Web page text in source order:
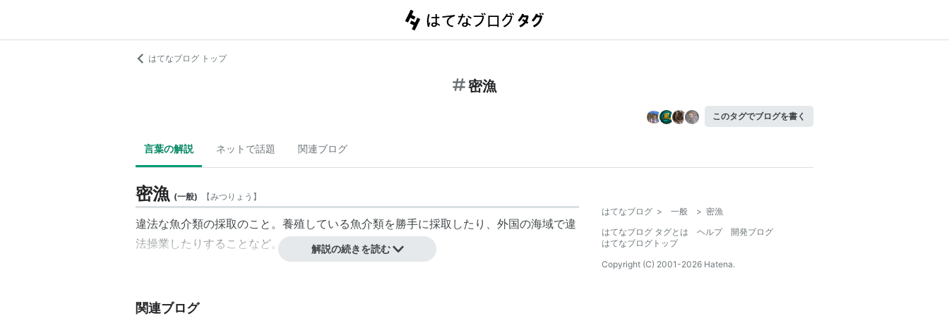
はてなブログ トップ
密漁
このタグでブログを書く
言葉の解説 ネットで話題 関連ブログ
密漁 (一般) 【みつりょう 】
違法な魚介類の採取のこと。養殖している魚介類を勝手に採取したり、外国の海域で違
法操業したりすることなど。
解説の続きを読む
関連ブログ
はてなブログ > 一般 > 密漁
はてなブログ タグとは
ヘルプ
開発ブログ
はてなブログトップ
Copyright (C) 2001-2026 Hatena.